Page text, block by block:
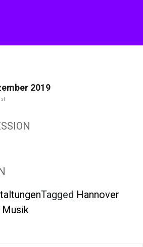
2019
Tagged Hannover
Musik